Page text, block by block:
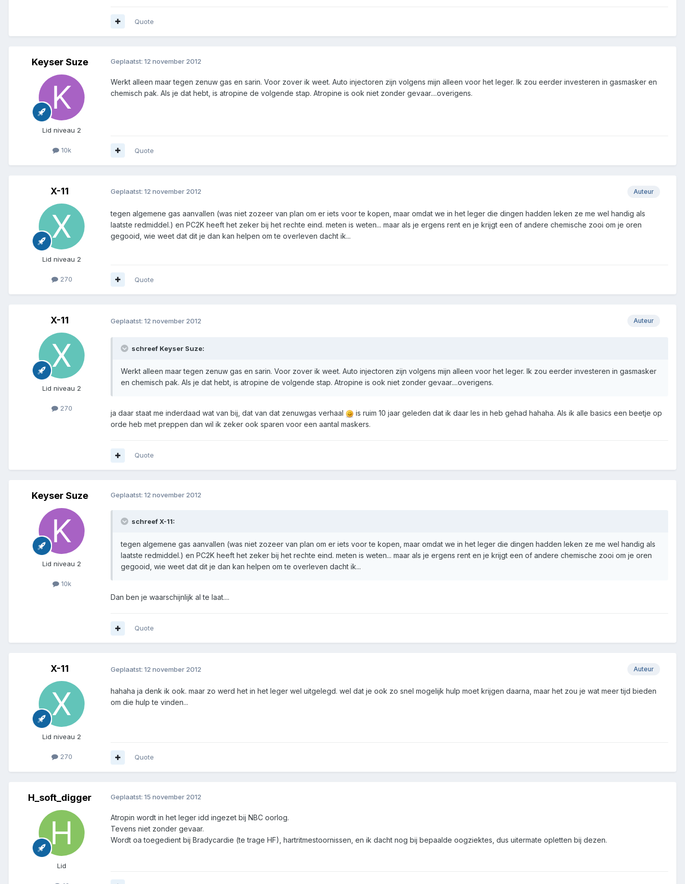
Quote
Keyser Suze
Lid niveau 2
10k
Geplaatst: 12 november 2012
Werkt alleen maar tegen zenuw gas en sarin. Voor zover ik weet. Auto injectoren zijn volgens mijn alleen voor het leger. Ik zou eerder investeren in gasmasker en
chemisch pak. Als je dat hebt, is atropine de volgende stap. Atropine is ook niet zonder gevaar....overigens.
Quote
X-11
Lid niveau 2
270
Auteur
Geplaatst: 12 november 2012
tegen algemene gas aanvallen (was niet zozeer van plan om er iets voor te kopen, maar omdat we in het leger die dingen hadden leken ze me wel handig als
laatste redmiddel.) en PC2K heeft het zeker bij het rechte eind. meten is weten... maar als je ergens rent en je krijgt een of andere chemische zooi om je oren
gegooid, wie weet dat dit je dan kan helpen om te overleven dacht ik...
Quote
X-11
Lid niveau 2
270
Auteur
Geplaatst: 12 november 2012
schreef Keyser Suze:
Werkt alleen maar tegen zenuw gas en sarin. Voor zover ik weet. Auto injectoren zijn volgens mijn alleen voor het leger. Ik zou eerder investeren in gasmasker
en chemisch pak. Als je dat hebt, is atropine de volgende stap. Atropine is ook niet zonder gevaar....overigens.
ja daar staat me inderdaad wat van bij, dat van dat zenuwgas verhaal
is ruim 10 jaar geleden dat ik daar les in heb gehad hahaha. Als ik alle basics een beetje op
orde heb met preppen dan wil ik zeker ook sparen voor een aantal maskers.
Quote
Keyser Suze
Lid niveau 2
10k
Geplaatst: 12 november 2012
schreef X-11:
tegen algemene gas aanvallen (was niet zozeer van plan om er iets voor te kopen, maar omdat we in het leger die dingen hadden leken ze me wel handig als
laatste redmiddel.) en PC2K heeft het zeker bij het rechte eind. meten is weten... maar als je ergens rent en je krijgt een of andere chemische zooi om je oren
gegooid, wie weet dat dit je dan kan helpen om te overleven dacht ik...
Dan ben je waarschijnlijk al te laat....
Quote
X-11
Lid niveau 2
270
Auteur
Geplaatst: 12 november 2012
hahaha ja denk ik ook. maar zo werd het in het leger wel uitgelegd. wel dat je ook zo snel mogelijk hulp moet krijgen daarna, maar het zou je wat meer tijd bieden
om die hulp te vinden...
Quote
H_soft_digger
Lid
Geplaatst: 15 november 2012
Atropin wordt in het leger idd ingezet bij NBC oorlog.
Tevens niet zonder gevaar.
Wordt oa toegedient bij Bradycardie (te trage HF), hartritmestoornissen, en ik dacht nog bij bepaalde oogziektes, dus uitermate opletten bij dezen.